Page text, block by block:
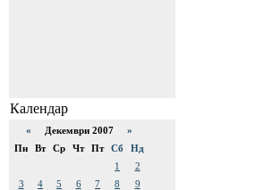
Календар
« Декември 2007 »
Пн
Вт Ср Чт Пт Сб
Нд
1
2
3
4 5 6 7 8
9